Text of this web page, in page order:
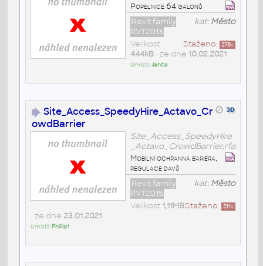
Popelnice 64 galonů
kat:Město
Revit family
RVT2013
Staženo: 276x
Velikost
444kB• ze dne 10.02.2021
Umístil:Janita
Site_Access_SpeedyHire_Actavo_Cr
owdBarrier
Site_Access_SpeedyHire
_Actavo_CrowdBarrier.rfa
Mobilní ochranná bariéra,
regulace davů
kat:Město
Revit family
RVT2015
Staženo: 211x
Velikost 1,11MB
• ze dne 23.01.2021
Umístil: Phillip1